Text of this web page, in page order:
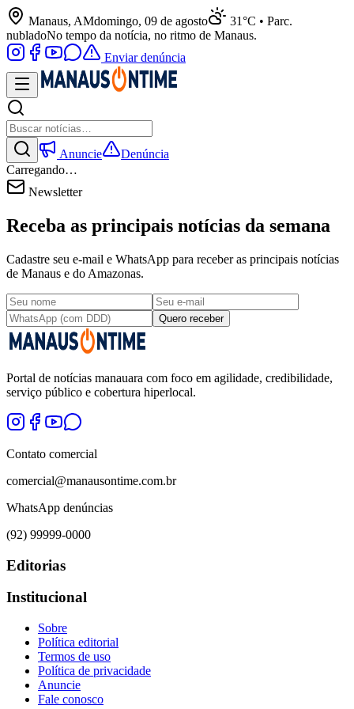
Manaus, AMdomingo, 09 de agosto
31°C • Parc.
nubladoNo tempo da notícia, no ritmo de Manaus.
Enviar denúncia
Anuncie
Denúncia
Carregando…
Newsletter
Receba as principais notícias da semana
Cadastre seu e-mail e WhatsApp para receber as principais notícias
de Manaus e do Amazonas.
Quero receber
Portal de notícias manauara com foco em agilidade, credibilidade,
serviço público e cobertura hiperlocal.
Contato comercial
comercial@manausontime.com.br
WhatsApp denúncias
(92) 99999-0000
Editorias
Institucional
Sobre
Política editorial
Termos de uso
Política de privacidade
Anuncie
Fale conosco